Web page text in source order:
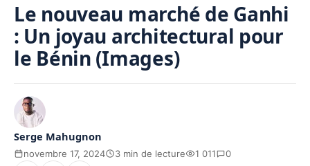
Le nouveau marché de Ganhi
: Un joyau architectural pour
le Bénin (Images)
Serge Mahugnon
novembre 17, 2024 3 min de lecture 1 011 0